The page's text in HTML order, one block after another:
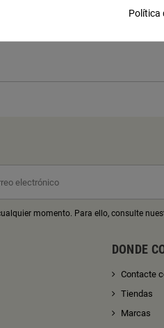
los bordones y los bordones de
momento. Para ello, consulte
DONDE
Contacte
Tiendas
Marcas
Política